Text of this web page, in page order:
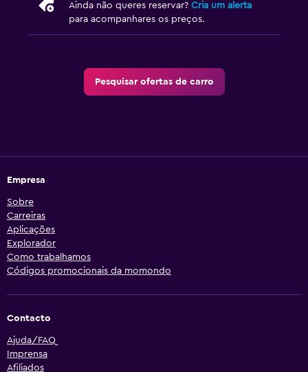
Ainda não queres reservar? Cria um alerta
para acompanhares os preços.
Pesquisar ofertas de carro
Empresa
Sobre
Carreiras
Aplicações
Explorador
Como trabalhamos
Códigos promocionais da momondo
Contacto
Ajuda/FAQ
Imprensa
Afiliados